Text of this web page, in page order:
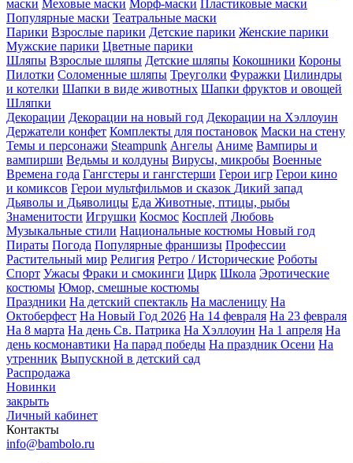
маски Меховые маски Морф-маски Пластиковые маски
Популярные маски Театральные маски
Парики Взрослые парики Детские парики Женские парики
Мужские парики Цветные парики
Шляпы Взрослые шляпы Детские шляпы Кокошники Короны
Пилотки Соломенные шляпы Треуголки Фуражки Цилиндры
и котелки Шапки в виде животных Шапки фруктов и овощей
Шляпки
Декорации Декорации на новый год Декорации на Хэллоуин
Держатели конфет Комплекты для постановок Маски на стену
Темы и персонажи Steampunk Ангелы Аниме Вампиры и
вампирши Ведьмы и колдуны Вирусы, микробы Военные
Времена года Гангстеры и гангстерши Герои игр Герои кино
и комиксов Герои мультфильмов и сказок Дикий запад
Дьяволы и Дьяволицы Еда Животные, птицы, рыбы
Знаменитости Игрушки Космос Косплей Любовь
Музыкальные стили Национальные костюмы Новый год
Пираты Погода Популярные франшизы Профессии
Растительный мир Религия Ретро / Исторические Роботы
Спорт Ужасы Фраки и смокинги Цирк Школа Эротические
костюмы Юмор, смешные костюмы
Праздники На детский спектакль На масленицу На
Октоберфест На Новый Год 2026 На 14 февраля На 23 февраля
На 8 марта На день Св. Патрика На Хэллоуин На 1 апреля На
день космонавтики На парад победы На праздник Осени На
утренник Выпускной в детский сад
Распродажа
Новинки
закрыть
Личный кабинет
Контакты
info@bambolo.ru